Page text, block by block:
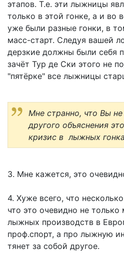
этапов. Т.е. эти лыжницы
только в этой гонке, а и во
уже были разные гонки, в
масс-старт. Следуя вашей
дерзкие должны были себя
зачёт Тур де Ски этого не
"пятёрке" все лыжницы
Мне странно, что Вы
другого объяснения
кризис в лыжных
3. Мне кажется, это
4. Хуже всего, что
что это очевидно не
лыжных производств в
проф.спорт, а про лыжную
тянет за собой другое.